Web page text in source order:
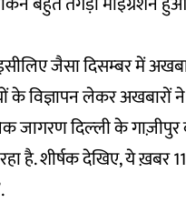
जैसा दिसम्‍बर में
के विज्ञापन लेकर
जागरण दिल्‍ली के गाज़ीपुर
है. शीर्षक देखिए,ये ख़बर